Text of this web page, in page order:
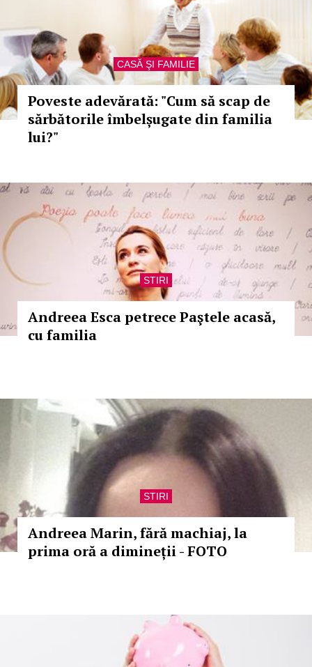
CASĂ ŞI FAMILIE
Poveste adevărată: "Cum să scap de
sărbătorile îmbelșugate din familia
lui?"
STIRI
Andreea Esca petrece Paştele acasă,
cu familia
STIRI
Andreea Marin, fără machiaj, la
prima oră a dimineții - FOTO